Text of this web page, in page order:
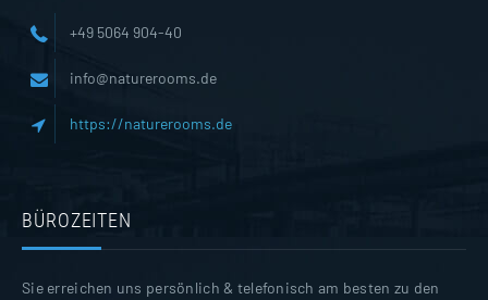
+49 5064 904-40
info@naturerooms.de
https://naturerooms.de
BÜROZEITEN
Sie erreichen uns persönlich & telefonisch am besten zu den